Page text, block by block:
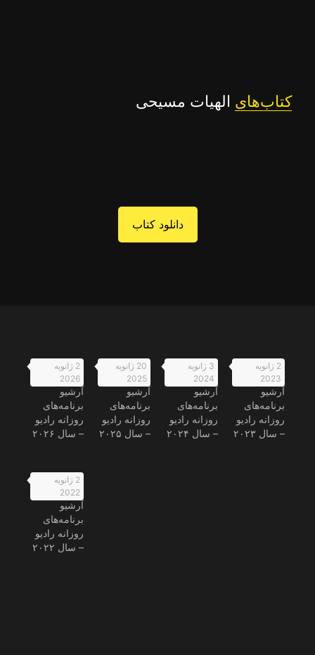
کتاب‌های الهیات مسیحی
دانلود کتاب
2 ژانویه
2026
آرشیو
برنامه‌های
روزانه رادیو
– سال ۲۰۲۶
20 ژانویه
2025
آرشیو
برنامه‌های
روزانه رادیو
– سال ۲۰۲۵
3 ژانویه
2024
آرشیو
برنامه‌های
روزانه رادیو
– سال ۲۰۲۴
2 ژانویه
2023
آرشیو
برنامه‌های
روزانه رادیو
– سال ۲۰۲۳
2 ژانویه
2022
آرشیو
برنامه‌های
روزانه رادیو
– سال ۲۰۲۲